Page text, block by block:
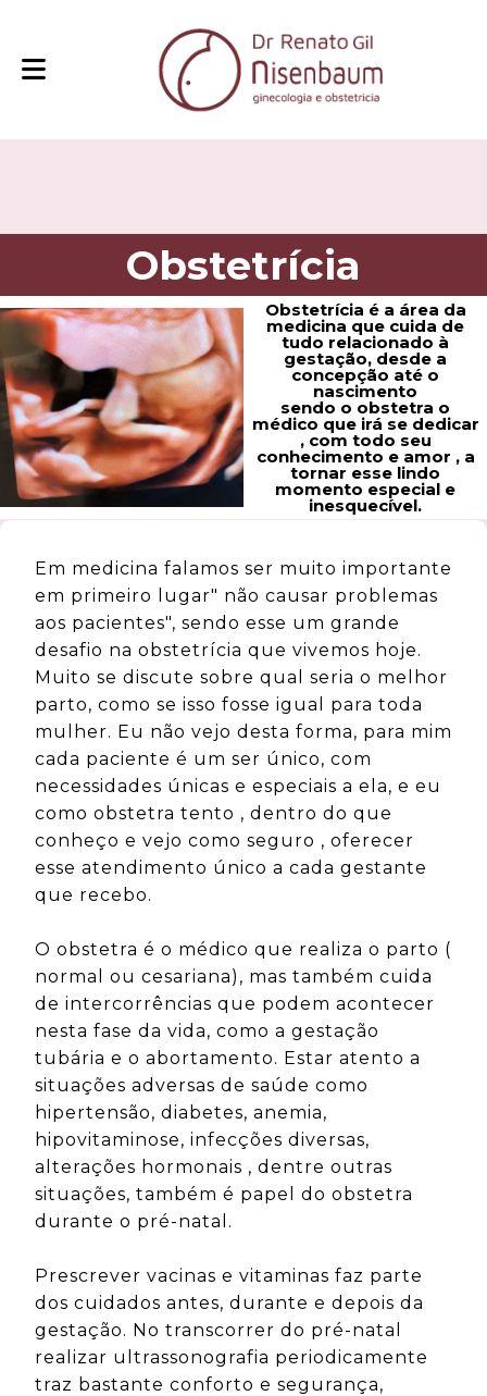
Obstetrícia
Obstetrícia é a área da
medicina que cuida de
tudo relacionado à
gestação, desde a
concepção até o
nascimento
sendo o obstetra o
médico que irá se dedicar
, com todo seu
conhecimento e amor , a
tornar esse lindo
momento especial e
inesquecível.
Em medicina falamos ser muito importante
em primeiro lugar" não causar problemas
aos pacientes", sendo esse um grande
desafio na obstetrícia que vivemos hoje.
Muito se discute sobre qual seria o melhor
parto, como se isso fosse igual para toda
mulher. Eu não vejo desta forma, para mim
cada paciente é um ser único, com
necessidades únicas e especiais a ela, e eu
como obstetra tento , dentro do que
conheço e vejo como seguro , oferecer
esse atendimento único a cada gestante
que recebo.
O obstetra é o médico que realiza o parto (
normal ou cesariana), mas também cuida
de intercorrências que podem acontecer
nesta fase da vida, como a gestação
tubária e o abortamento. Estar atento a
situações adversas de saúde como
hipertensão, diabetes, anemia,
hipovitaminose, infecções diversas,
alterações hormonais , dentre outras
situações, também é papel do obstetra
durante o pré-natal.
Prescrever vacinas e vitaminas faz parte
dos cuidados antes, durante e depois da
gestação. No transcorrer do pré-natal
realizar ultrassonografia periodicamente
traz bastante conforto e segurança,